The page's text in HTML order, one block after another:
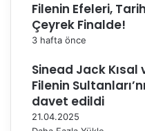
a
ş
l
y
o
r
Filenin Efeleri,
Çeyrek Finalde!
3 hafta önce
Sinead Jack
Filenin
davet edildi
21.04.2025